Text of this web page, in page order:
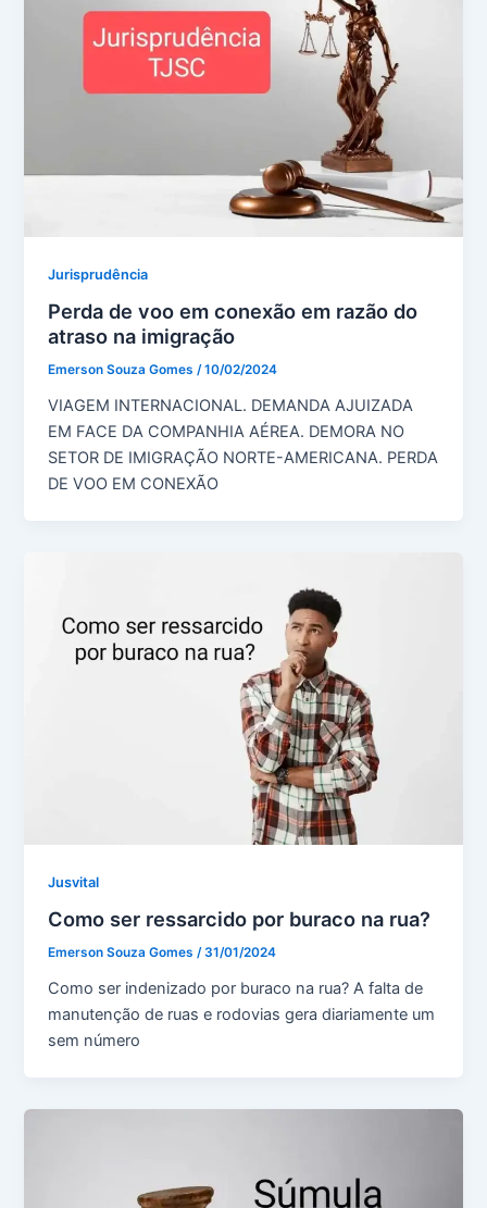
Jurisprudência
Perda de voo em conexão em razão do
atraso na imigração
Emerson Souza Gomes/10/02/2024
VIAGEM INTERNACIONAL. DEMANDA AJUIZADA
EM FACE DA COMPANHIA AÉREA. DEMORA NO
SETOR DE IMIGRAÇÃO NORTE-AMERICANA. PERDA
DE VOO EM CONEXÃO
Jusvital
Como ser ressarcido por buraco na rua?
Emerson Souza Gomes/31/01/2024
Como ser indenizado por buraco na rua? A falta de
manutenção de ruas e rodovias gera diariamente um
sem número